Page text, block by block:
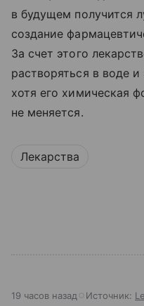
в будущем получится
создание
За счет этого
растворяться в воде
хотя его химическая
не меняется.
Лекарства
19 часов назад Источник: